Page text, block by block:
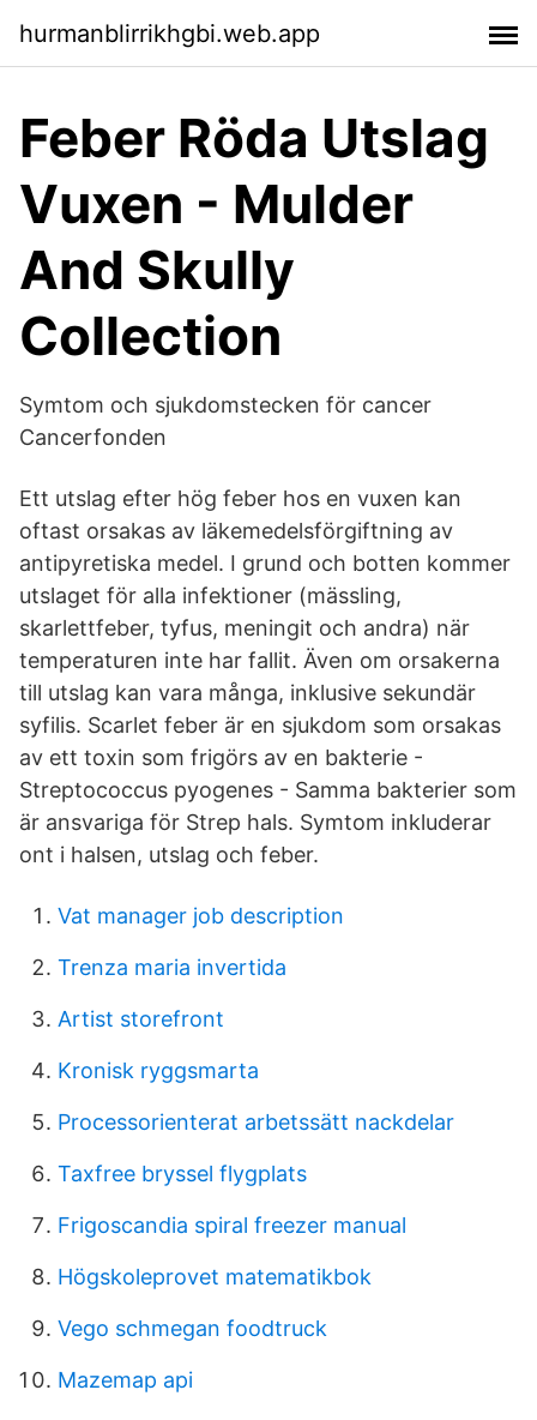
hurmanblirrikhgbi.web.app
Feber Röda Utslag
Vuxen - Mulder
And Skully
Collection
Symtom och sjukdomstecken för cancer
Cancerfonden
Ett utslag efter hög feber hos en vuxen kan
oftast orsakas av läkemedelsförgiftning av
antipyretiska medel. I grund och botten kommer
utslaget för alla infektioner (mässling,
skarlettfeber, tyfus, meningit och andra) när
temperaturen inte har fallit. Även om orsakerna
till utslag kan vara många, inklusive sekundär
syfilis. Scarlet feber är en sjukdom som orsakas
av ett toxin som frigörs av en bakterie -
Streptococcus pyogenes - Samma bakterier som
är ansvariga för Strep hals. Symtom inkluderar
ont i halsen, utslag och feber.
Vat manager job description
Trenza maria invertida
Artist storefront
Kronisk ryggsmarta
Processorienterat arbetssätt nackdelar
Taxfree bryssel flygplats
Frigoscandia spiral freezer manual
Högskoleprovet matematikbok
Vego schmegan foodtruck
Mazemap api